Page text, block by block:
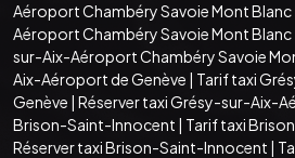
Aéroport Chambéry Savoie Mont Blanc
Aéroport Chambéry Savoie Mont Blanc
sur-Aix-Aéroport Chambéry Savoie
Aix-Aéroport de Genève | Tarif taxi
Genève | Réserver taxi Grésy-sur-Aix-
Brison-Saint-Innocent | Tarif taxi
Réserver taxi Brison-Saint-Innocent |